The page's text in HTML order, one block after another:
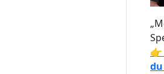
👉